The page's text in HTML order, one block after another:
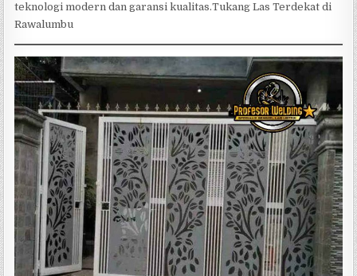
teknologi modern dan garansi kualitas.Tukang Las Terdekat di
Rawalumbu